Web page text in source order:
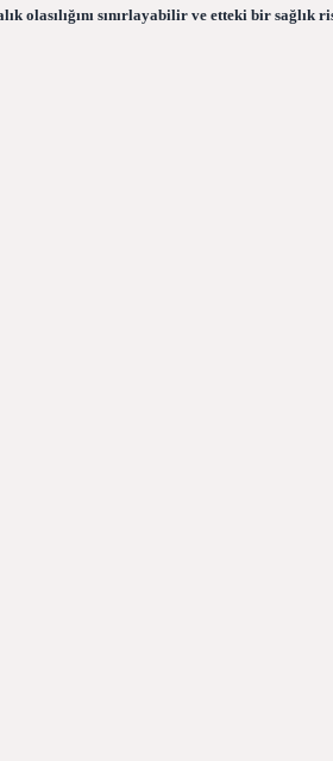
olasılığını sınırlayabilir ve etteki bir sağlık